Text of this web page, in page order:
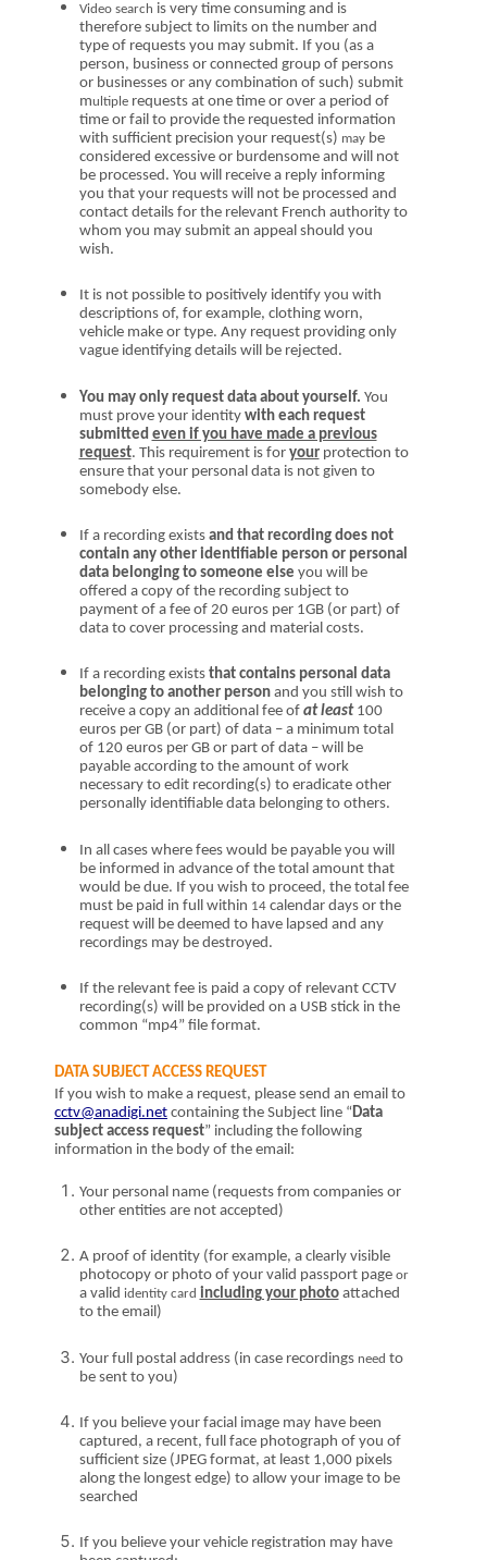
Video search is very time consuming and is
therefore subject to limits on the number and
type of requests you may submit. If you (as a
person, business or connected group of persons
or businesses or any combination of such) submit
multiple requests at one time or over a period of
time or fail to provide the requested information
with sufficient precision your request(s) maybe
considered excessive or burdensome and will not
be processed. You will receive a reply informing
you that your requests will not be processed and
contact details for the relevant French authority to
whom you may submit an appeal should you
wish.
It is not possible to positively identify you with
descriptions of, for example, clothing worn,
vehicle make or type. Any request providing only
vague identifying details will be rejected.
You may only request data about yourself. You
must prove your identity with each request
submitted even if you have made a previous
request. This requirement is for yourprotection to
ensure that your personal data is not given to
somebody else.
If a recording exists and that recording does not
contain any other identifiable person or personal
data belonging to someone else you will be
offered a copy of the recording subject to
payment of a fee of 20 euros per 1GB (or part) of
data to cover processing and material costs.
If a recording exists that contains personal data
belonging to another personand you still wish to
receive a copy an additional fee of at least 100
euros per GB (or part) of data – a minimum total
of 120 euros per GB or part of data – will be
payable according to the amount of work
necessary to edit recording(s) to eradicate other
personally identifiable data belonging to others.
In all cases where fees would be payable you will
be informed in advance of the total amount that
would be due. If you wish to proceed, the total fee
must be paid in full within 14 calendar days or the
request will be deemed to have lapsed and any
recordings may be destroyed .
If the relevant fee is paid a copy of relevant CCTV
recording(s) will be provided on a USB stick in the
common “mp4” file format.
DATA SUBJECT ACCESS REQUEST
If you wish to make a request, p lease send an email to
cctv@anadigi.net containing the Subject line “ Data
subject access request” including the following
information in the body of the email:
Your personal name (requests from companies or
other entities are not accepted)
A proof of identity (for example, a clearly visible
photocopy or photo of your valid passport page or
a valid identity card including your photo attached
to the email)
Your full postal address (in case recordings need to
be sent to you)
If you believe your facial image may have been
captured, arecent, full face photograph of you of
sufficient size (JPEG format, at least 1,000 pixels
along the longest edge) to allow your image to be
searched
If you believe your vehicle registration may have